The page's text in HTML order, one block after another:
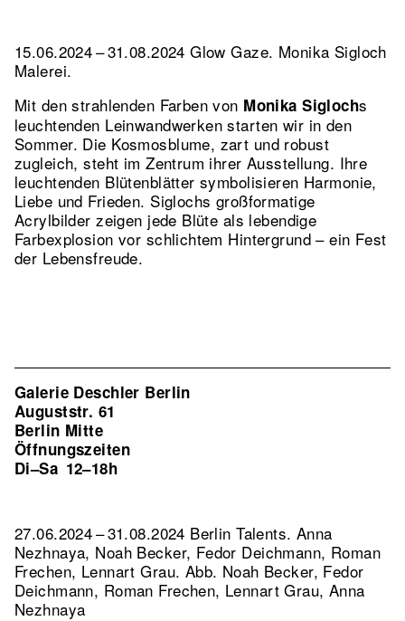
15.06.2024 – 31.08.2024 Glow Gaze. Monika Sigloch
Malerei.
Mit den strahlenden Farben von Monika Siglochs
leuchtenden Leinwandwerken starten wir in den
Sommer. Die Kosmosblume, zart und robust
zugleich, steht im Zentrum ihrer Ausstellung. Ihre
leuchtenden Blütenblätter symbolisieren Harmonie,
Liebe und Frieden. Siglochs großformatige
Acrylbilder zeigen jede Blüte als lebendige
Farbexplosion vor schlichtem Hintergrund – ein Fest
der Lebensfreude.
Galerie Deschler Berlin
Auguststr. 61
Berlin Mitte
Öffnungszeiten
Di–Sa 12–18h
27.06.2024 – 31.08.2024 Berlin Talents. Anna
Nezhnaya, Noah Becker, Fedor Deichmann, Roman
Frechen, Lennart Grau. Abb. Noah Becker, Fedor
Deichmann, Roman Frechen, Lennart Grau, Anna
Nezhnaya